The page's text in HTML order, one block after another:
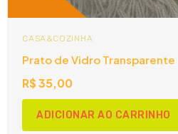
CASA&COZINHA
Prato de Vidro Transparente
R$35,00
ADICIONAR AO CARRINHO